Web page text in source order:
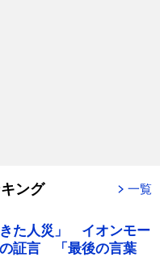
ング 一覧
きた人災」 イオンモー
証言 「最後の言葉